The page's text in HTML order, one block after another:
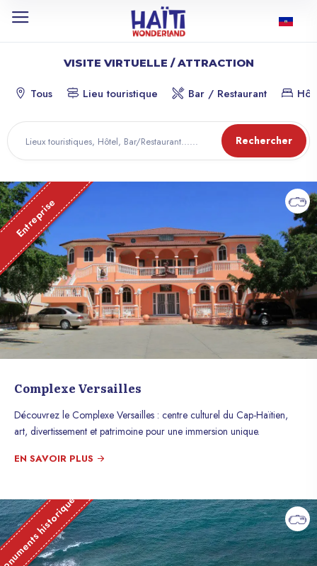
VISITE VIRTUELLE / ATTRACTION
Tous Lieu touristique Bar / Restaurant
Rechercher
Entreprise
Complexe Versailles
Découvrez le Complexe Versailles : centre culturel du Cap-Haïtien,
art, divertissement et patrimoine pour une immersion unique.
EN SAVOIR PLUS
historique